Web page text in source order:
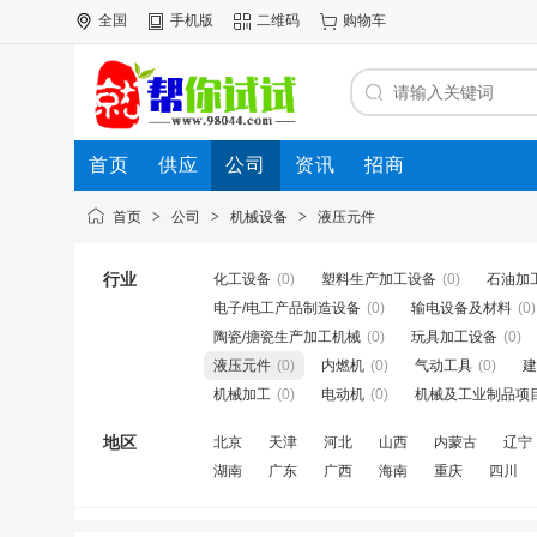
全国 手机版 二维码 购物车
首页 供应 公司 资讯 招商
首页 > 公司 > 机械设备 > 液压元件
行业 化工设备 (0) 塑料生产加工设备 (0)
石油加
电子/电工产品制造设备 (0) 输电设备及材料 (0)
陶瓷/搪瓷生产加工机械 (0) 玩具加工设备 (0)
液压元件 (0) 内燃机 (0) 气动工具 (0)
机械加工 (0) 电动机 (0) 机械及工业制品项
地区 北京 天津 河北 山西 内蒙古
辽宁
湖南
广东 广西 海南 重庆 四川